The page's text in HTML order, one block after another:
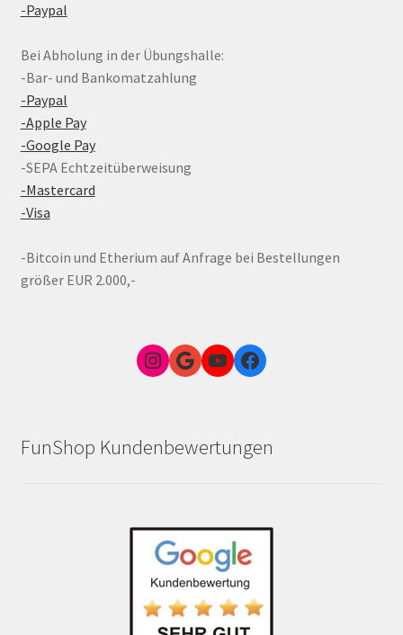
-Paypal
Bei Abholung in der Übungshalle:
-Bar- und Bankomatzahlung
-Paypal
-Apple Pay
-Google Pay
-SEPA Echtzeitüberweisung
-Mastercard
-Visa
-Bitcoin und Etherium auf Anfrage bei Bestellungen
größer EUR 2.000,-
Instagram
Google Link zum FunShop WienYouTubeFacebook
FunShop Kundenbewertungen